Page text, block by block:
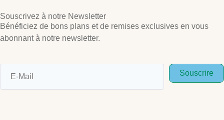
Souscrivez à notre Newsletter
Bénéficiez de bons plans et de remises exclusives en vous
abonnant à notre newsletter.
Souscrire